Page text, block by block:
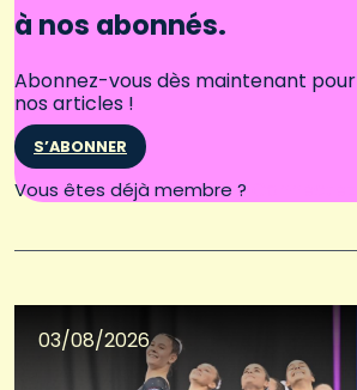
à nos abonnés.
Abonnez-vous dès maintenant
nos articles !
S’ABONNER
Vous êtes déjà membre ?
03/08/2026